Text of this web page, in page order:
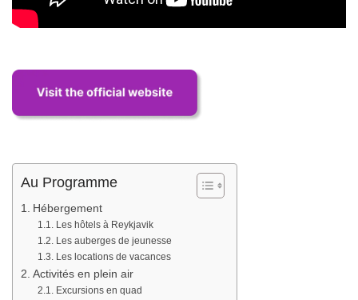
Au Programme
Hébergement
Les hôtels à Reykjavik
Les auberges de jeunesse
Les locations de vacances
Activités en plein air
Excursions en quad